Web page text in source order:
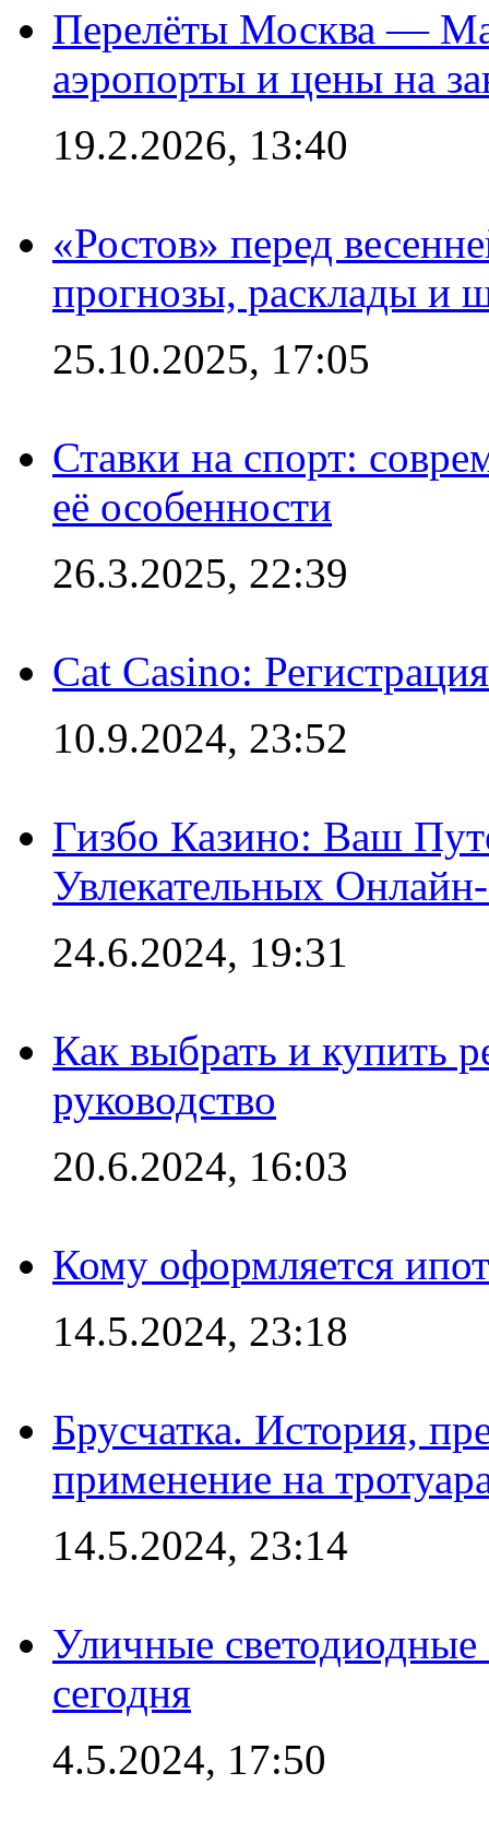
Перелёты Москва —
аэропорты и цены на
19.2.2026, 13:40
«Ростов» перед
прогнозы, расклады и
25.10.2025, 17:05
Ставки на спорт:
её особенности
26.3.2025, 22:39
Cat Casino:
10.9.2024, 23:52
Гизбо Казино: Ваш
Увлекательных
24.6.2024, 19:31
Как выбрать и купить
руководство
20.6.2024, 16:03
Кому оформляется
14.5.2024, 23:18
Брусчатка. История,
применение на
14.5.2024, 23:14
Уличные
сегодня
4.5.2024, 17:50